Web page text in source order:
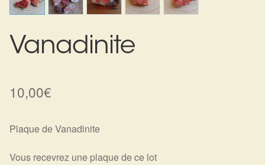
Harmonisation de l’être
Harmonisation des lieux
Vanadinite
10,00€
Plaque de Vanadinite
Vous recevrez une plaque de ce lot